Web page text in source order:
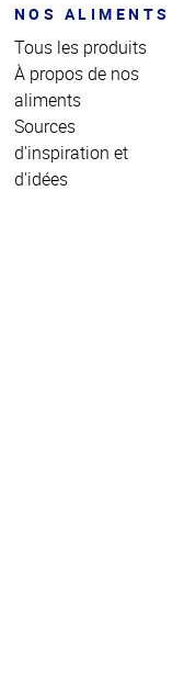
NOS ALIMENTS
Tous les produits
À propos de nos
aliments
Sources
d'inspiration et
d'idées